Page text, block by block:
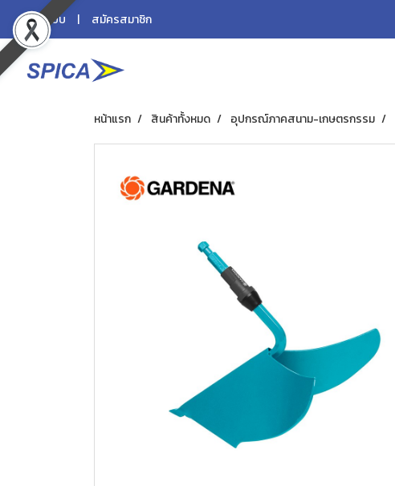
เข้าสู่ระบบ สมัครสมาชิก
หน้าแรก สินค้าทั้งหมด อุปกรณ์ภาคสนาม-เกษตรกรรม